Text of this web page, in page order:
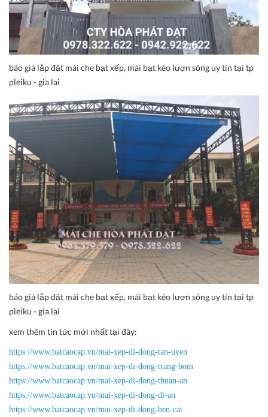
báo giá lắp đặt mái che bạt xếp, mái bạt kéo lượn sóng uy tín tại tp
pleiku - gia lai
báo giá lắp đặt mái che bạt xếp, mái bạt kéo lượn sóng uy tín tại tp
pleiku - gia lai
xem thêm tin tức mới nhất tại đây:
https://www.batcaocap.vn/mai-xep-di-dong-tan-uyen
https://www.batcaocap.vn/mai-xep-di-dong-trang-bom
https://www.batcaocap.vn/mai-xep-di-dong-thuan-an
https://www.batcaocap.vn/mai-xep-di-dong-di-an
https://www.batcaocap.vn/mai-xep-di-dong-ben-cat